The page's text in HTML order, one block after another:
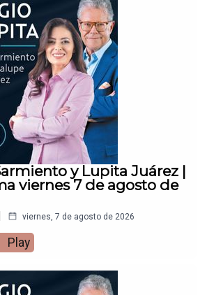
y Lupita Juárez |
viernes 7 de agosto de
viernes, 7 de agosto de 2026
Play